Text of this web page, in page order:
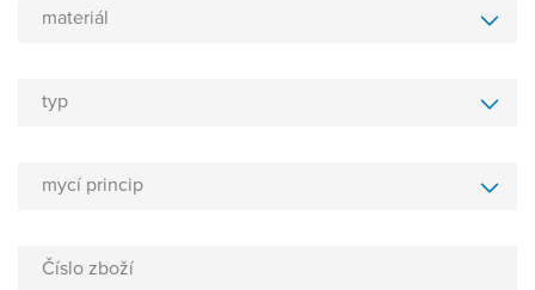
materiál
typ
mycí princip
Číslo zboží